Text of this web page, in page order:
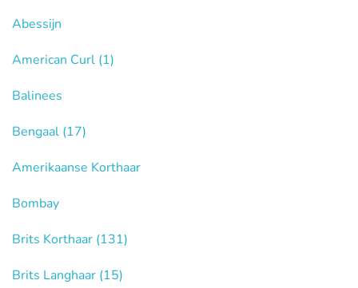
Abessijn
American Curl (1)
Balinees
Bengaal (17)
Amerikaanse Korthaar
Bombay
Brits Korthaar (131)
Brits Langhaar (15)